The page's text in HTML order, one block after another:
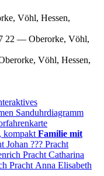
Vöhl, Hessen,
22 — Oberorke, Vöhl,
Vöhl, Hessen,
Sanduhrdiagramm
kompakt Familie mit
Johan ??? Pracht
Pracht Catharina
Pracht Anna Elisabeth